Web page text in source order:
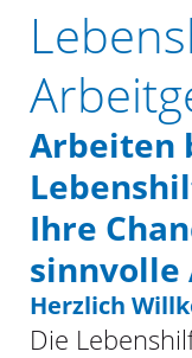
Arbeiten
Ihre
sinnvolle
Herzlich
Die